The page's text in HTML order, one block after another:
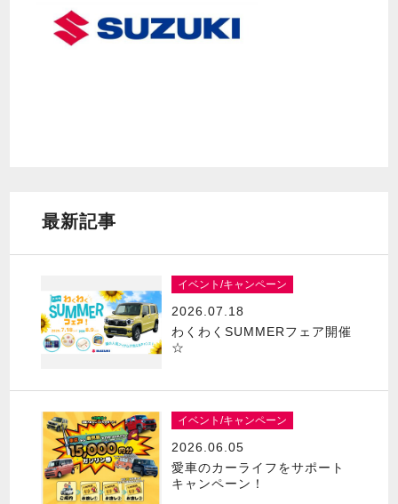
最新記事
イベント/キャンペーン
2026.07.18
わくわくSUMMERフェア開催
☆
イベント/キャンペーン
2026.06.05
愛車のカーライフをサポート
キャンペーン！